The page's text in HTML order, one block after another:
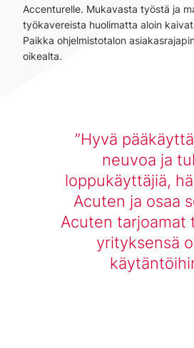
Accenturelle. Mukavasta työstä ja
työkavereista huolimatta aloin
Paikka ohjelmistotalon
oikealta.
Hyvä
neuvoa ja
loppukäyttäjiä,
Acuten ja osaa
Acuten tarjoamat
yrityksensä